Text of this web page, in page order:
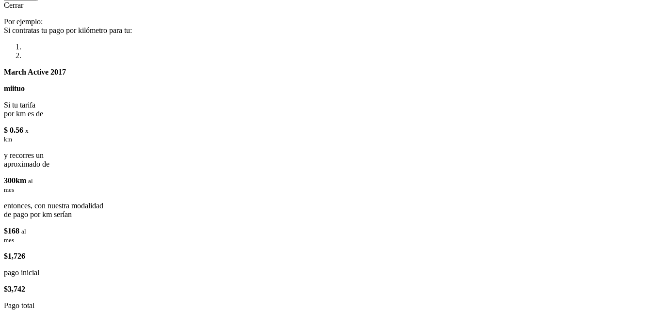
Cerrar
Por ejemplo:
Si contratas tu pago por kilómetro para tu:
March Active 2017
miituo
Si tu tarifa
por km es de
$ 0.56 x
km
y recorres un
aproximado de
300km al
mes
entonces, con nuestra modalidad
de pago por km serían
$168 al
mes
$1,726
pago inicial
$3,742
Pago total